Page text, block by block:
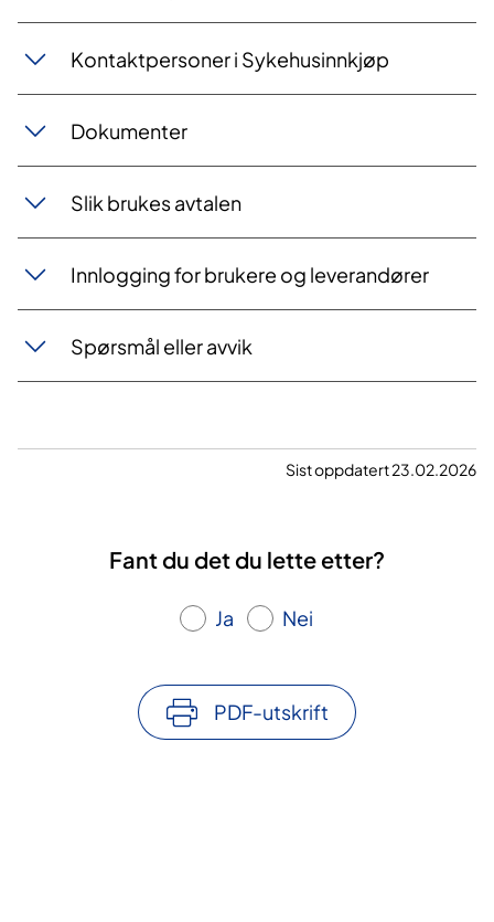
Kontaktpersoner i Sykehusinnkjøp
Dokumenter
Slik brukes avtalen
Innlogging for brukere og leverandører
Spørsmål eller avvik
Sist oppdatert 23.02.2026
Fant du det du lette etter?
Ja Nei
PDF-utskrift